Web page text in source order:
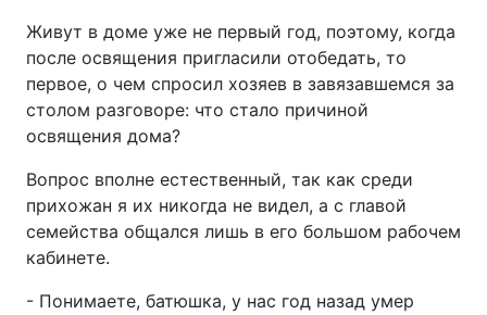
Живут в доме уже не первый год, поэтому, когда
после освящения пригласили отобедать, то
первое, о чем спросил хозяев в завязавшемся за
столом разговоре: что стало причиной
освящения дома?
Вопрос вполне естественный, так как среди
прихожан я их никогда не видел, а с главой
семейства общался лишь в его большом рабочем
кабинете.
- Понимаете, батюшка, у нас год назад умер